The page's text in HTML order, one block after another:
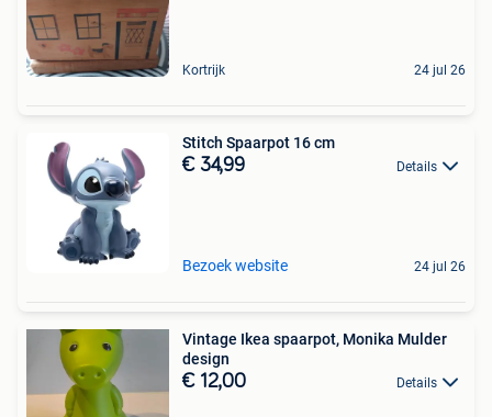
Kortrijk 24 jul 26
Stitch Spaarpot 16 cm
€ 34,99 Details
Bezoek website 24 jul 26
Vintage Ikea spaarpot, Monika Mulder
design
€ 12,00 Details